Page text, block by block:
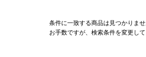
条件に一致する商品は見つかりませ
お手数ですが、検索条件を変更して